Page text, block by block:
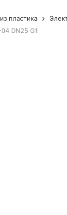
пластика
DN25 G1